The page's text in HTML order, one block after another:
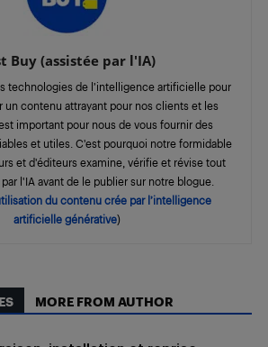
Buy (assistée par l'IA)
technologies de l’intelligence artificielle pour
un contenu attrayant pour nos clients et les
important pour nous de vous fournir des
et utiles. C'est pourquoi notre formidable
et d'éditeurs examine, vérifie et révise tout
l'IA avant de le publier sur notre blogue.
du contenu crée par l’intelligence
artificielle générative)
MORE FROM AUTHOR